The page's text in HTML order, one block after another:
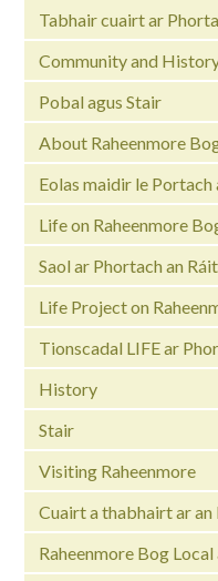
Tabhair cuairt ar
Community and
Pobal agus Stair
About Raheenmore
Eolas maidir le
Life on Raheenmore
Saol ar Phortach an
Life Project on
Tionscadal LIFE ar
History
Stair
Visiting Raheenmore
Cuairt a thabhairt ar
Raheenmore Bog